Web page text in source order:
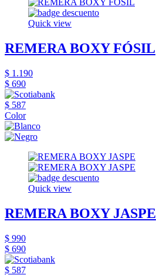
Quick view
REMERA BOXY FÓSIL
$ 1.190
$ 690
$ 587
Color
Quick view
REMERA BOXY JASPE
$ 990
$ 690
$ 587